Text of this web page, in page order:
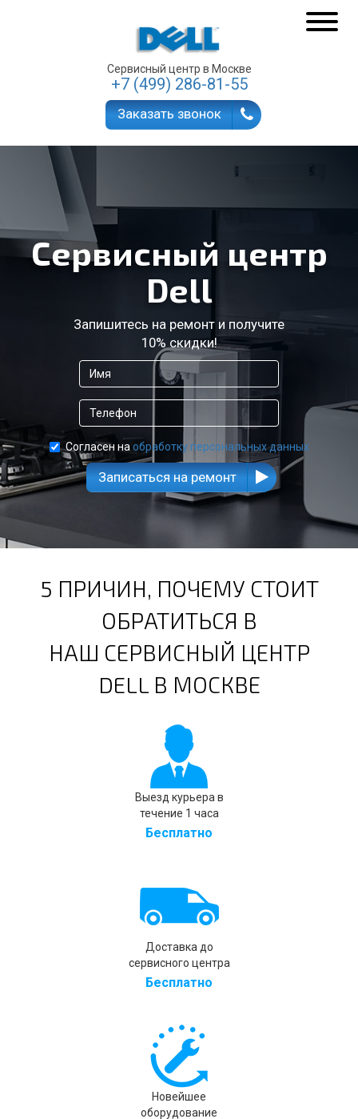
Сервисный центр в Москве
+7 (499) 286-81-55
Заказать звонок
Сервисный центр
Dell
Запишитесь на ремонт и получите
10% скидки!
Согласен на обработку персональных данных
Записаться на ремонт
5 ПРИЧИН, ПОЧЕМУ СТОИТ
ОБРАТИТЬСЯ В
НАШ СЕРВИСНЫЙ ЦЕНТР
DELL В МОСКВЕ
Выезд курьера в
течение 1 часа
Бесплатно
Доставка до
сервисного центра
Бесплатно
Новейшее
оборудование